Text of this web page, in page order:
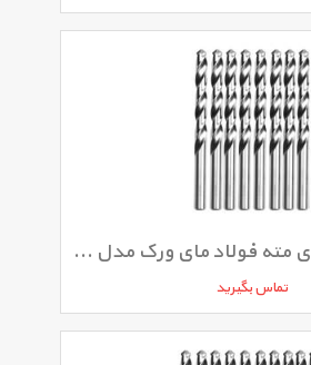
مجموعه 8 عددی مته فولاد مای ورک مدل 050MW
تماس بگیرید